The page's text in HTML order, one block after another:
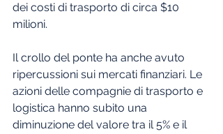
dei costi di trasporto di circa $10
milioni.
Il crollo del ponte ha anche avuto
ripercussioni sui mercati finanziari. Le
azioni delle compagnie di trasporto e
logistica hanno subito una
diminuzione del valore tra il 5% e il